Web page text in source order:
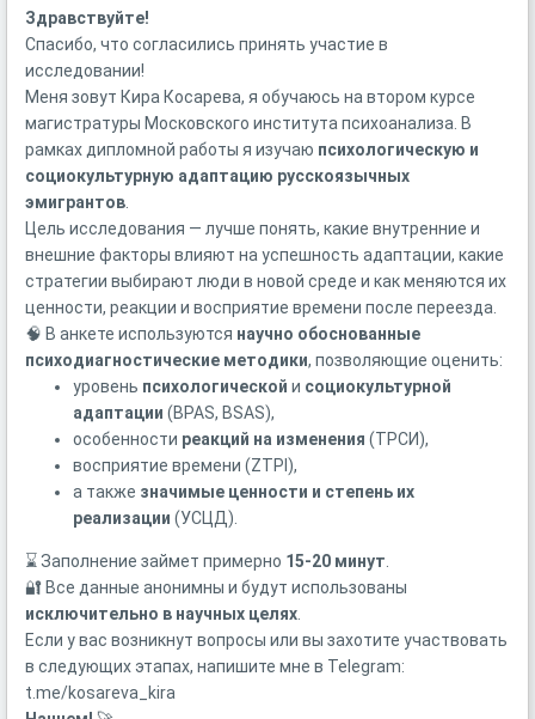
Здравствуйте!
Спасибо, что согласились принять участие в
исследовании!
Меня зовут Кира Косарева, я обучаюсь на втором курсе
магистратуры Московского института психоанализа. В
рамках дипломной работы я изучаю психологическую и
социокультурную адаптацию русскоязычных
эмигрантов
Цель исследования — лучше понять, какие внутренние и
внешние факторы влияют на успешность адаптации, какие
стратегии выбирают люди в новой среде и как меняются их
ценности, реакции и восприятие времени после переезда.
🧠 В анкете используются научно обоснованные
психодиагностические методики, позволяющие оценить:
уровень психологической и социокультурной
адаптации (BPAS, BSAS),
особенности реакций на изменения (ТРСИ),
восприятие времени (ZTPI),
а также значимые ценности и степень их
реализации (УСЦД).
⌛ Заполнение займет примерно 15-20 минут
🔐 Все данные анонимны и будут использованы
исключительно в научных целях
Если у вас возникнут вопросы или вы захотите участвовать
в следующих этапах, напишите мне в Telegram:
t.me/kosareva_kira